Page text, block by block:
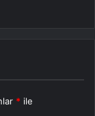
* ile